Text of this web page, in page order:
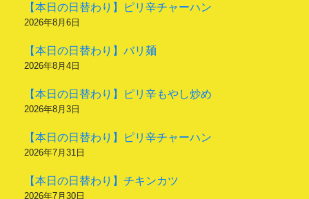
【本日の日替わり】ピリ辛チャーハン
2026年8月6日
【本日の日替わり】バリ麺
2026年8月4日
【本日の日替わり】ピリ辛もやし炒め
2026年8月3日
【本日の日替わり】ピリ辛チャーハン
2026年7月31日
【本日の日替わり】チキンカツ
2026年7月30日